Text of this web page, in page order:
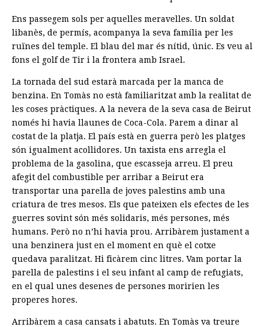
Ens passegem sols per aquelles meravelles. Un soldat
libanès, de permís, acompanya la seva família per les
ruïnes del temple. El blau del mar és nítid, únic. Es veu al
fons el golf de Tir i la frontera amb Israel.
La tornada del sud estarà marcada per la manca de
benzina. En Tomàs no està familiaritzat amb la realitat de
les coses pràctiques. A la nevera de la seva casa de Beirut
només hi havia llaunes de Coca-Cola. Parem a dinar al
costat de la platja. El país està en guerra però les platges
són igualment acollidores. Un taxista ens arregla el
problema de la gasolina, que escasseja arreu. El preu
afegit del combustible per arribar a Beirut era
transportar una parella de joves palestins amb una
criatura de tres mesos. Els que pateixen els efectes de les
guerres sovint són més solidaris, més persones, més
humans. Però no n’hi havia prou. Arribàrem justament a
una benzinera just en el moment en què el cotxe
quedava paralitzat. Hi ficàrem cinc litres. Vam portar la
parella de palestins i el seu infant al camp de refugiats,
en el qual unes desenes de persones moririen les
properes hores.
Arribàrem a casa cansats i abatuts. En Tomàs va treure